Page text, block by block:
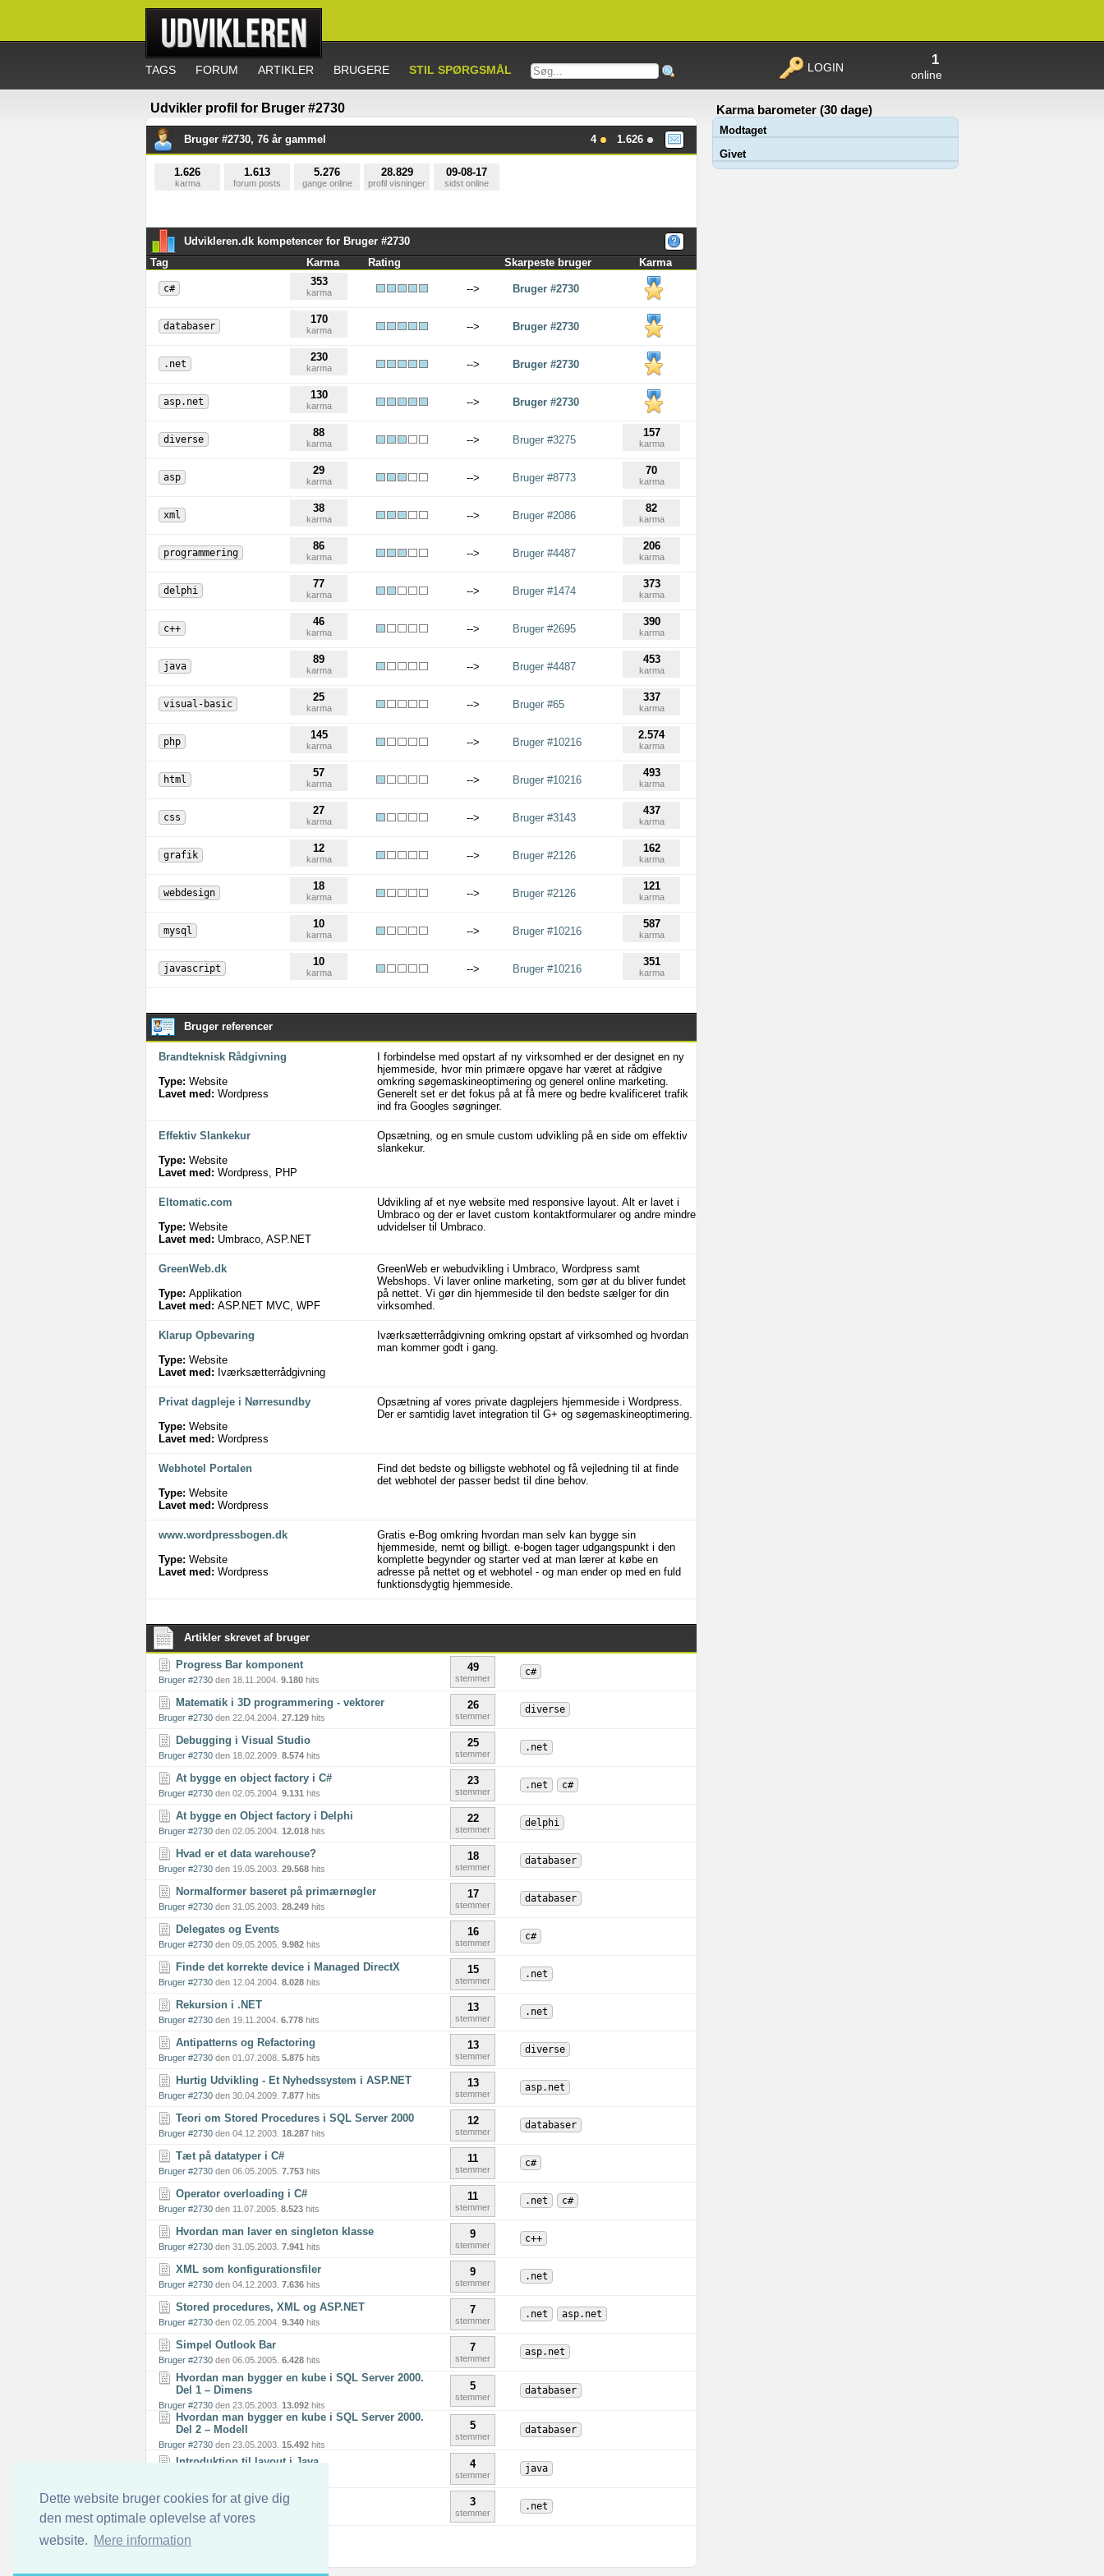
Dette website bruger cookies for at give dig
den mest optimale oplevelse af vores
website. Mere information
TAGS FORUM ARTIKLER BRUGERE STIL SPØRGSMÅL
1
online
LOGIN
Udvikler profil for Bruger #2730
Bruger #2730, 76 år gammel 4 1.626
1.626
karma
1.613
forum posts
5.276
gange online
28.829
profil visninger
09-08-17
sidst online
Udvikleren.dk kompetencer for Bruger #2730
Tag
Karma Rating Skarpeste bruger Karma
c#
353
karma --> Bruger #2730
databaser
170
karma --> Bruger #2730
.net
230
karma --> Bruger #2730
asp.net
130
karma --> Bruger #2730
diverse
88
karma --> Bruger #3275
157
karma
asp
29
karma --> Bruger #8773
70
karma
xml
38
karma --> Bruger #2086
82
karma
programmering
86
karma --> Bruger #4487
206
karma
delphi
77
karma --> Bruger #1474
373
karma
c++
46
karma --> Bruger #2695
390
karma
java
89
karma --> Bruger #4487
453
karma
visual-basic
25
karma --> Bruger #65
337
karma
php
145
karma --> Bruger #10216
2.574
karma
html
57
karma --> Bruger #10216
493
karma
css
27
karma --> Bruger #3143
437
karma
grafik
12
karma --> Bruger #2126
162
karma
webdesign
18
karma --> Bruger #2126
121
karma
mysql
10
karma --> Bruger #10216
587
karma
javascript
10
karma --> Bruger #10216
351
karma
Bruger referencer
Brandteknisk Rådgivning
Type: Website
Lavet med: Wordpress
I forbindelse med opstart af ny virksomhed er der designet en ny
hjemmeside, hvor min primære opgave har været at rådgive
omkring søgemaskineoptimering og generel online marketing.
Generelt set er det fokus på at få mere og bedre kvalificeret trafik
ind fra Googles søgninger.
Effektiv Slankekur
Type: Website
Lavet med: Wordpress, PHP
Opsætning, og en smule custom udvikling på en side om effektiv
slankekur.
Eltomatic.com
Type: Website
Lavet med: Umbraco, ASP.NET
Udvikling af et nye website med responsive layout. Alt er lavet i
Umbraco og der er lavet custom kontaktformularer og andre mindre
udvidelser til Umbraco.
GreenWeb.dk
Type: Applikation
Lavet med: ASP.NET MVC, WPF
GreenWeb er webudvikling i Umbraco, Wordpress samt
Webshops. Vi laver online marketing, som gør at du bliver fundet
på nettet. Vi gør din hjemmeside til den bedste sælger for din
virksomhed.
Klarup Opbevaring
Type: Website
Lavet med: Iværksætterrådgivning
Iværksætterrådgivning omkring opstart af virksomhed og hvordan
man kommer godt i gang.
Privat dagpleje i Nørresundby
Type: Website
Lavet med: Wordpress
Opsætning af vores private dagplejers hjemmeside i Wordpress.
Der er samtidig lavet integration til G+ og søgemaskineoptimering.
Webhotel Portalen
Type: Website
Lavet med: Wordpress
Find det bedste og billigste webhotel og få vejledning til at finde
det webhotel der passer bedst til dine behov.
www.wordpressbogen.dk
Type: Website
Lavet med: Wordpress
Gratis e-Bog omkring hvordan man selv kan bygge sin
hjemmeside, nemt og billigt. e-bogen tager udgangspunkt i den
komplette begynder og starter ved at man lærer at købe en
adresse på nettet og et webhotel - og man ender op med en fuld
funktionsdygtig hjemmeside.
Artikler skrevet af bruger
Progress Bar komponent
Bruger #2730 den 18.11.2004. 9.180 hits
49
stemmer
c#
Matematik i 3D programmering - vektorer
Bruger #2730 den 22.04.2004. 27.129 hits
26
stemmer
diverse
Debugging i Visual Studio
Bruger #2730 den 18.02.2009. 8.574 hits
25
stemmer
.net
At bygge en object factory i C#
Bruger #2730 den 02.05.2004. 9.131 hits
23
stemmer
.net c#
At bygge en Object factory i Delphi
Bruger #2730 den 02.05.2004. 12.018 hits
22
stemmer
delphi
Hvad er et data warehouse?
Bruger #2730 den 19.05.2003. 29.568 hits
18
stemmer
databaser
Normalformer baseret på primærnøgler
Bruger #2730 den 31.05.2003. 28.249 hits
17
stemmer
databaser
Delegates og Events
Bruger #2730 den 09.05.2005. 9.982 hits
16
stemmer
c#
Finde det korrekte device i Managed DirectX
Bruger #2730 den 12.04.2004. 8.028 hits
15
stemmer
.net
Rekursion i .NET
Bruger #2730 den 19.11.2004. 6.778 hits
13
stemmer
.net
Antipatterns og Refactoring
Bruger #2730 den 01.07.2008. 5.875 hits
13
stemmer
diverse
Hurtig Udvikling - Et Nyhedssystem i ASP.NET
Bruger #2730 den 30.04.2009. 7.877 hits
13
stemmer
asp.net
Teori om Stored Procedures i SQL Server 2000
Bruger #2730 den 04.12.2003. 18.287 hits
12
stemmer
databaser
Tæt på datatyper i C#
Bruger #2730 den 06.05.2005. 7.753 hits
11
stemmer
c#
Operator overloading i C#
Bruger #2730 den 11.07.2005. 8.523 hits
11
stemmer
.net c#
Hvordan man laver en singleton klasse
Bruger #2730 den 31.05.2003. 7.941 hits
9
stemmer
c++
XML som konfigurationsfiler
Bruger #2730 den 04.12.2003. 7.636 hits
9
stemmer
.net
Stored procedures, XML og ASP.NET
Bruger #2730 den 02.05.2004. 9.340 hits
7
stemmer
.net asp.net
Simpel Outlook Bar
Bruger #2730 den 06.05.2005. 6.428 hits
7
stemmer
asp.net
Hvordan man bygger en kube i SQL Server 2000.
Del 1 – Dimens
Bruger #2730 den 23.05.2003. 13.092 hits
5
stemmer
databaser
Hvordan man bygger en kube i SQL Server 2000.
Del 2 – Modell
Bruger #2730 den 23.05.2003. 15.492 hits
5
stemmer
databaser
Introduktion til layout i Java 4
stemmer
java
Singletons i .NET
Bruger #2730den 17.06.2008.
3
stemmer
.net
Karma barometer (30 dage)
Modtaget
Givet